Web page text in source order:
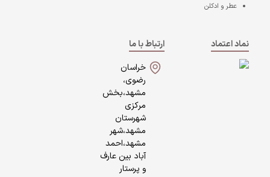
عطر و ادکلن
نماد اعتماد
ارتباط با ما
خراسان
رضوی،
مشهد،بخش
مرکزی
شهرستان
مشهد،شهر
مشهد،احمد
آباد بین عارف
و پرستار